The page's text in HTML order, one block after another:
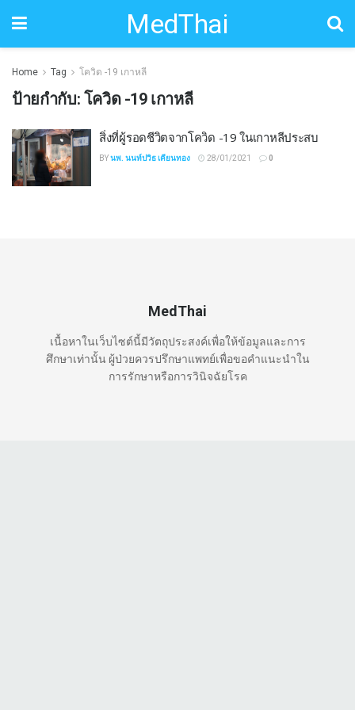
MedThai
Home Tag โควิด -19 เกาหลี
ป้ายกำกับ: โควิด -19 เกาหลี
สิ่งที่ผู้รอดชีวิตจากโควิด -19 ในเกาหลีประสบ
BYนพ. นนท์ปวิธ เคียนทอง 28/01/2021 0
MedThai
เนื้อหาในเว็บไซต์นี้มีวัตถุประสงค์เพื่อให้ข้อมูลและการ
ศึกษาเท่านั้น ผู้ป่วยควรปรึกษาแพทย์เพื่อขอคำแนะนำใน
การรักษาหรือการวินิจฉัยโรค